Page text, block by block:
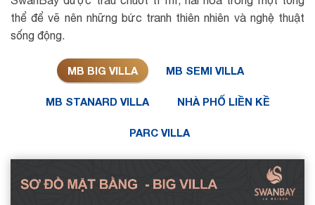
thể để vẽ nên những bức tranh thiên nhiên và nghệ thuật
sống động.
MB BIG VILLA MB SEMI VILLA
MB STANARD VILLA NHÀ PHỐ LIỀN KỀ
PARC VILLA